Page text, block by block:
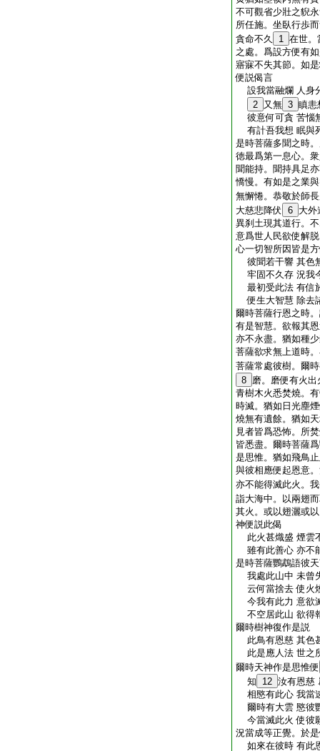
不可觀省少壯之貎
所任施。坐臥行歩
貪命不久
1 在世。
之處。爲設方便有
寤寐不失其節。如
便説偈言
設我當融爛 人身
2 又無 3 瞋恚
彼意何可貪 苦惱
有計吾我想 眠與
是時菩薩多聞之時
徳最爲第一息心。
聞能持。聞持具足
憍慢。有如是之業
無懈惓。恭敬於師
大慈悲降伏
6 大外
異刹土現其道行。
意爲世人民欲使解
心一切智所因皆是
彼聞若干響 其色
牢固不久存 況我
最初受此法 有信
便生大智慧 除去
爾時菩薩行恩之時
有是智慧。欲報其
亦不永盡。猶如種
菩薩欲求無上道時
菩薩常處彼樹。爾
8 磨。磨便有火
青樹木火悉焚燒。
時滅。猶如日光塵
燒無有遺餘。猶如
見者皆爲恐怖。所
皆悉盡。爾時菩薩
是思惟。猶如飛鳥
與彼相應便起恩意
亦不能得滅此火。
詣大海中。以兩翅
其火。或以翅灑或
神便説此偈
此火甚熾盛 煙雲
雖有此善心 亦不
是時菩薩鸚鵡語彼
我處此山中 未曾
云何當捨去 使火
今我有此力 意欲
不空居此山 欲得
爾時樹神復作是説
此鳥有恩慈 其色
此是應人法 世之
爾時天神作是思惟便
知
12 汝有恩慈
相愍有此心 我當
爾時有大雲 愍彼
今當滅此火 使彼
況當成等正覺。於
如來在彼時 有此